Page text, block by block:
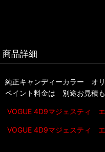
商品詳細
純正キャンディーカラー オリ
ペイント料金は 別途お見積
VOGUE 4D9マジェスティ
VOGUE 4D9マジェスティ